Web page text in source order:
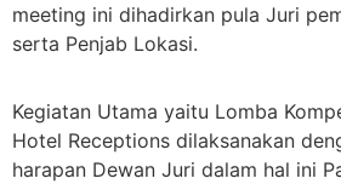
meeting ini dihadirkan pula Juri
serta Penjab Lokasi.
Kegiatan Utama yaitu Lomba
Hotel Receptions dilaksanakan
harapan Dewan Juri dalam hal ini